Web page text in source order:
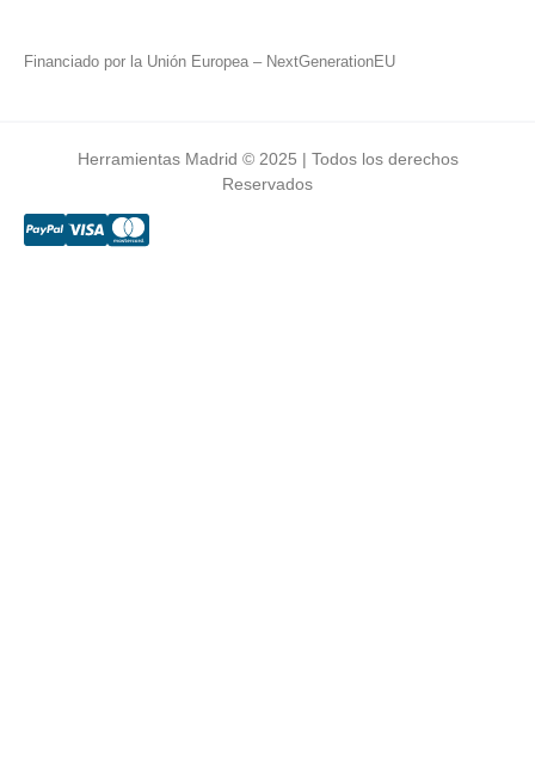
Financiado por la Unión Europea – NextGenerationEU
Herramientas Madrid © 2025 | Todos los derechos
Reservados